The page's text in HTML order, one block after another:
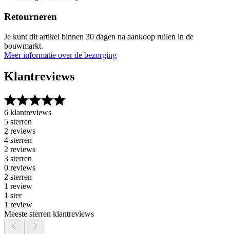
Retourneren
Je kunt dit artikel binnen 30 dagen na aankoop ruilen in de
bouwmarkt.
Meer informatie over de bezorging
Klantreviews
6 klantreviews
5 sterren
2 reviews
4 sterren
2 reviews
3 sterren
0 reviews
2 sterren
1 review
1 ster
1 review
Meeste sterren klantreviews